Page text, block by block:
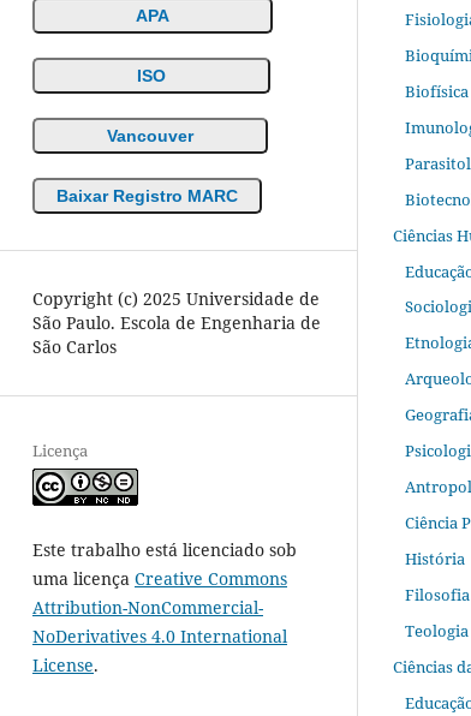
APA
ISO
Vancouver
Baixar Registro MARC
Copyright (c) 2025 Universidade de
São Paulo. Escola de Engenharia de
São Carlos
Licença
Este trabalho está licenciado sob
uma licença Creative Commons
Attribution-NonCommercial-
NoDerivatives 4.0 International
License.
Biofísica
Ciências
Ciência
História
Filosofia
Teologia
Ciências